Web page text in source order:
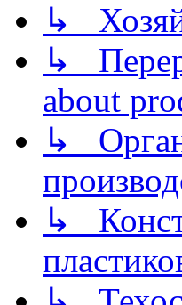
↳
↳
about
↳
↳